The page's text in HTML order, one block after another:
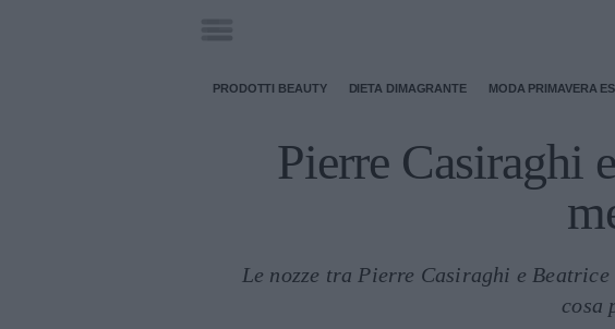
PRODOTTI BEAUTY DIETA DIMAGRANTE MODA PRIMAVERA
Pierre Casiraghi
Le nozze tra Pierre Casiraghi e
cosa